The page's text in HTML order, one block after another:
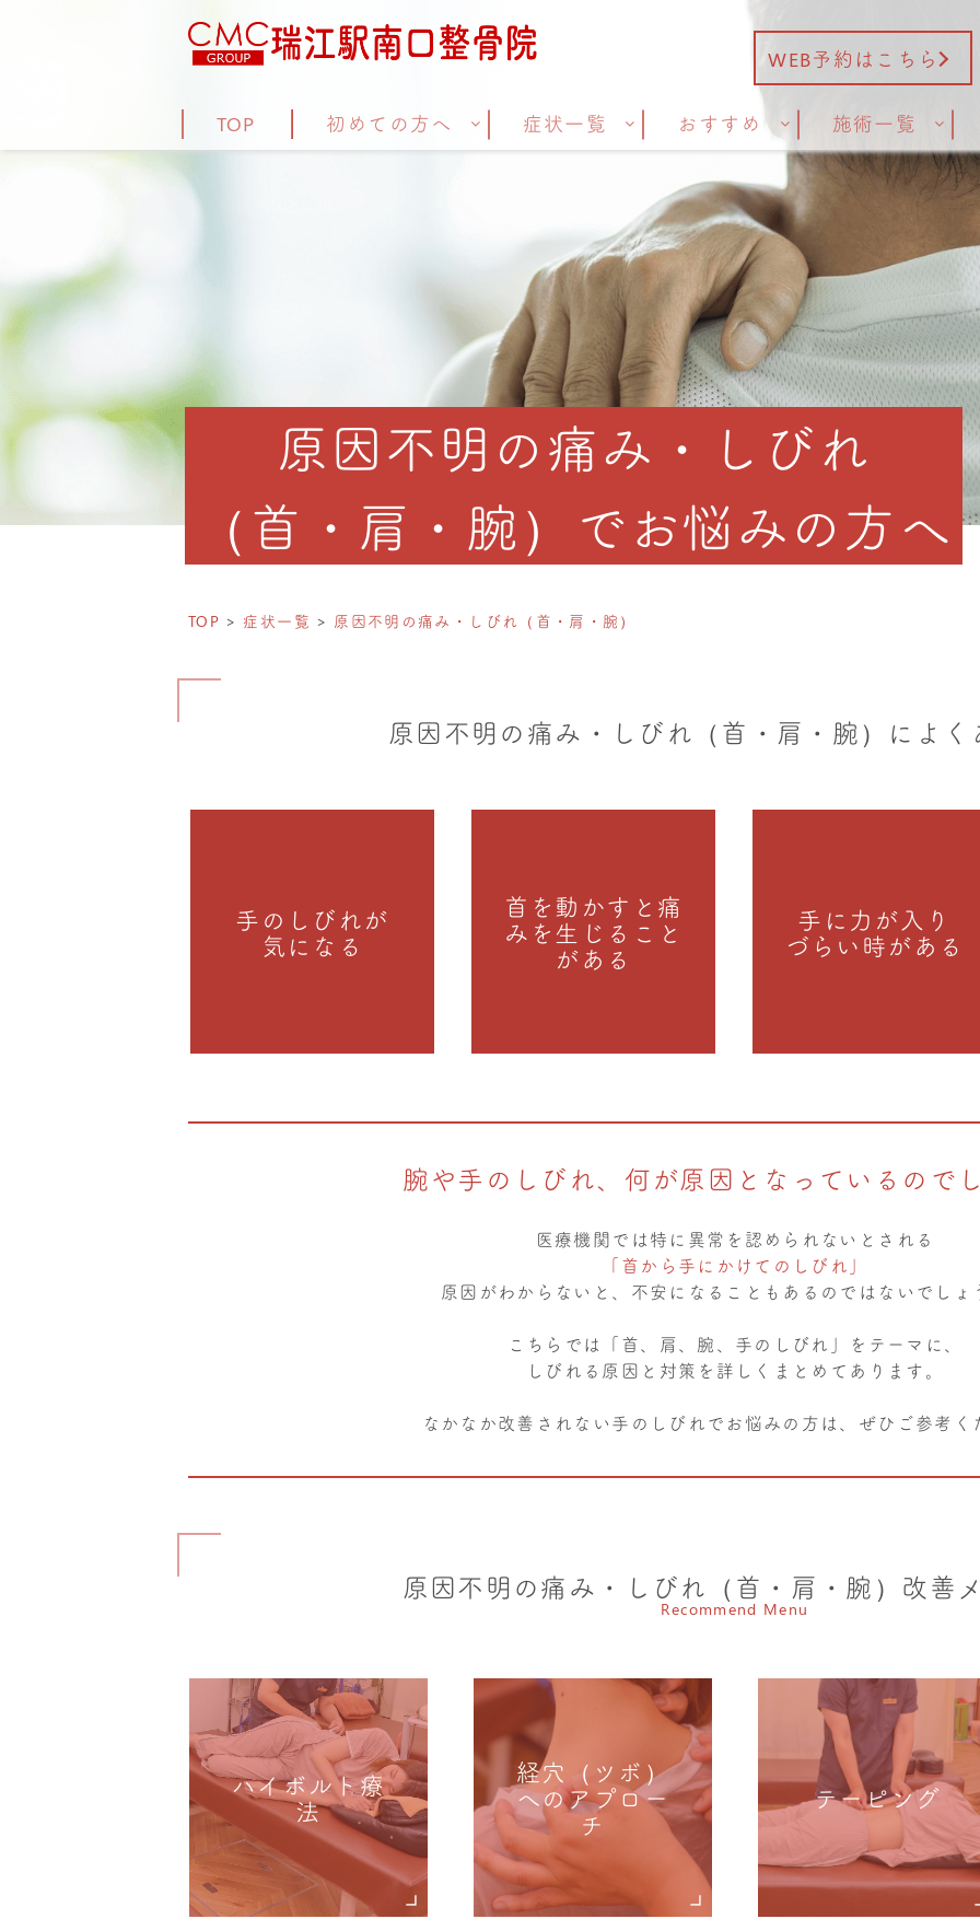
WEB予約はこちら
TOP 初めての方へ 症状一覧 おすすめ 施術一覧
原因不明の痛み・しびれ
（首・肩・腕）でお悩みの方へ
TOP 症状一覧 原因不明の痛み・しびれ（首・肩・腕）
原因不明の痛み・しびれ（首・肩・腕）によく
手のしびれが
気になる
首を動かすと痛
みを生じること
がある
手に力が入り
づらい時がある
腕や手のしびれ、何が原因となっているので
医療機関では特に異常を認められないとされる
「首から手にかけてのしびれ」
原因がわからないと、不安になることもあるのではないでしょ
こちらでは「首、肩、腕、手のしびれ」をテーマに、
しびれる原因と対策を詳しくまとめてあります。
なかなか改善されない手のしびれでお悩みの方は、ぜひご参考く
原因不明の痛み・しびれ（首・肩・腕） 改善
Recommend Menu
ハイボルト療
法
経穴（ツボ）
へのアプロー
チ
テーピング